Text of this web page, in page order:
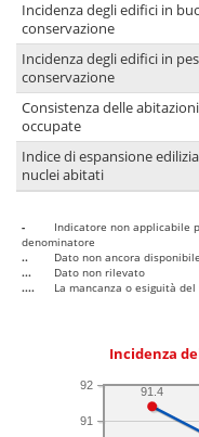
Incidenza degli edifici in
conservazione
Incidenza degli edifici in
conservazione
Consistenza delle
occupate
Indice di espansione
nuclei abitati
-
Indicatore non applicabile
denominatore
..
Dato non ancora disponibile
...
Dato non rilevato
....
La mancanza o esiguità
Incidenza
91
92
91.4